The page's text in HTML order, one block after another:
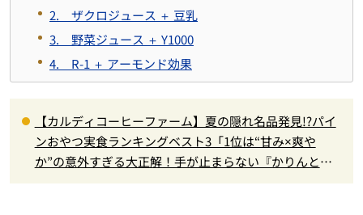
2. ザクロジュース ＋ 豆乳
3. 野菜ジュース ＋ Y1000
4. R-1 ＋ アーモンド効果
【カルディコーヒーファーム】夏の隠れ名品発見!?パイ
ンおやつ実食ランキングベスト3「1位は“甘み×爽や
か”の意外すぎる大正解！手が止まらない『かりんと